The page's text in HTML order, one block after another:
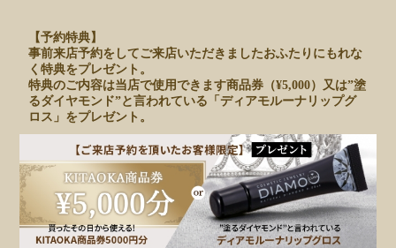
【予約特典】
事前来店予約をしてご来店いただきましたおふたりにもれな
く特典をプレゼント。
特典のご内容は当店で使用できます商品券（¥5,000）又は”塗
るダイヤモンド”と言われている「ディアモルーナリップグ
ロス」をプレゼント。